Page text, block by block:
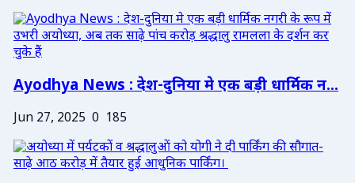
Ayodhya News : देश-दुनिया मे एक बड़ी धार्मिक न...
Jun 27, 2025 0 185